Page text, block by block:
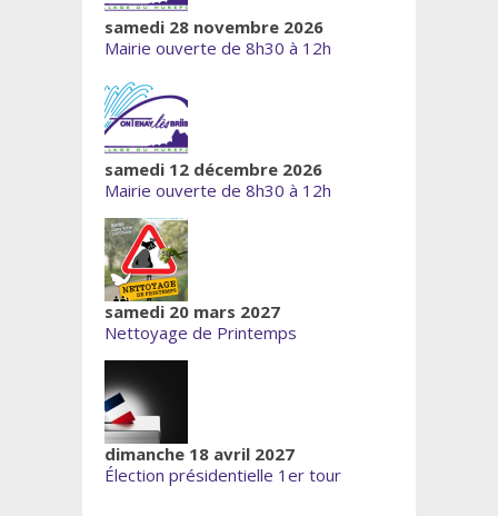
samedi 28 novembre 2026
Mairie ouverte de 8h30 à 12h
samedi 12 décembre 2026
Mairie ouverte de 8h30 à 12h
samedi 20 mars 2027
Nettoyage de Printemps
dimanche 18 avril 2027
Élection présidentielle 1er tour